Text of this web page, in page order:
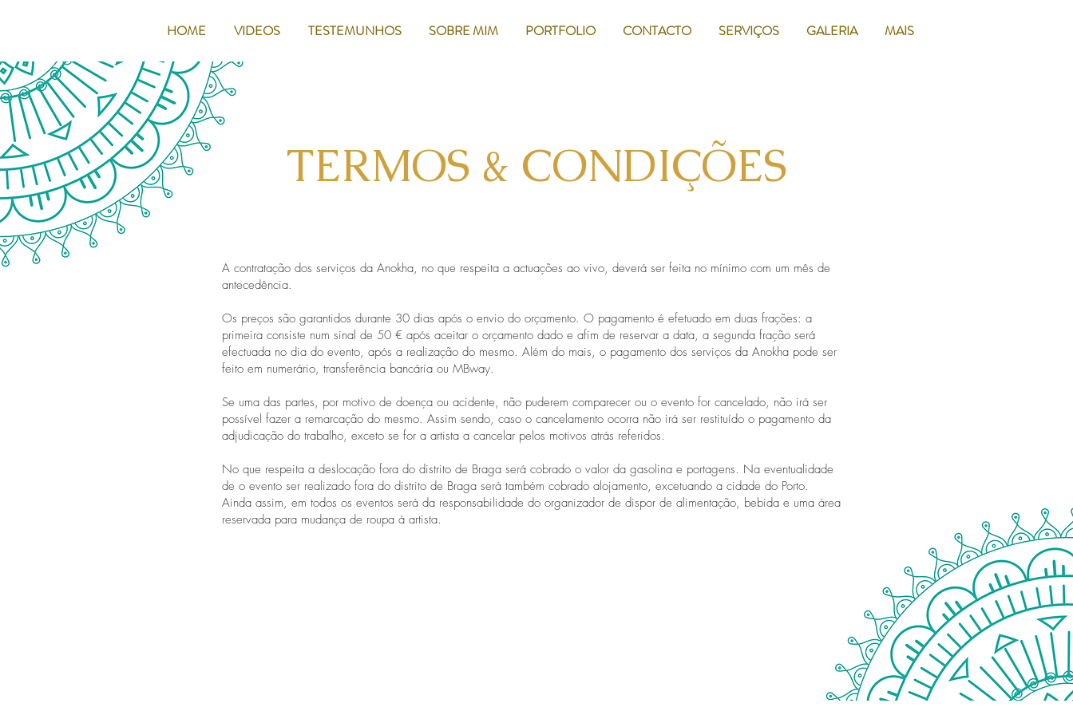
HOME VIDEOS TESTEMUNHOS SOBRE MIM PORTFOLIO CONTACTO SERVIÇOS GALERIA MAIS
TERMOS & CONDIÇÕES
A contratação dos serviços da Anokha, no que respeita a actuações ao vivo, deverá ser feita no mínimo com um mês de
antecedência.
Os preços são garantidos durante 30 dias após o envio do orçamento. O pagamento é efetuado em duas frações: a
primeira consiste num sinal de 50 € após aceitar o orçamento dado e afim de reservar a data, a segunda fração será
efectuada no dia do evento, após a realização do mesmo. Além do mais, o pagamento dos serviços da Anokha pode ser
feito em numerário, transferência bancária ou MBway.
Se uma das partes, por motivo de doença ou acidente, não puderem comparecer ou o evento for cancelado, não irá ser
possível fazer a remarcação do mesmo. Assim sendo, caso o cancelamento ocorra não irá ser restituído o pagamento da
adjudicação do trabalho, exceto se for a artista a cancelar pelos motivos atrás referidos.
No que respeita a deslocação fora do distrito de Braga será cobrado o valor da gasolina e portagens. Na eventualidade
de o evento ser realizado fora do distrito de Braga será também cobrado alojamento, excetuando a cidade do Porto.
Ainda assim, em todos os eventos será da responsabilidade do organizador de dispor de alimentação, bebida e uma área
reservada para mudança de roupa à artista.